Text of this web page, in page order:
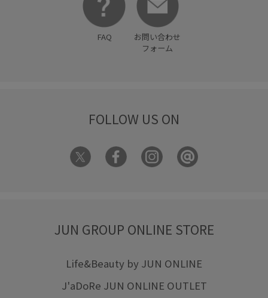
FAQ
お問い合わせ
フォーム
FOLLOW US ON
JUN GROUP ONLINE STORE
Life&Beauty by JUN ONLINE
J'aDoRe JUN ONLINE OUTLET